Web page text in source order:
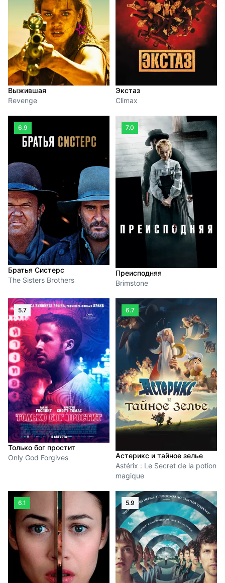
Выжившая
Revenge
Экстаз
Climax
6.9
Братья Систерс
The Sisters Brothers
7.0
Преисподняя
Brimstone
5.7
Только бог простит
Only God Forgives
6.7
Астерикс и тайное зелье
Astérix : Le Secret de la potion
magique
6.1 5.9